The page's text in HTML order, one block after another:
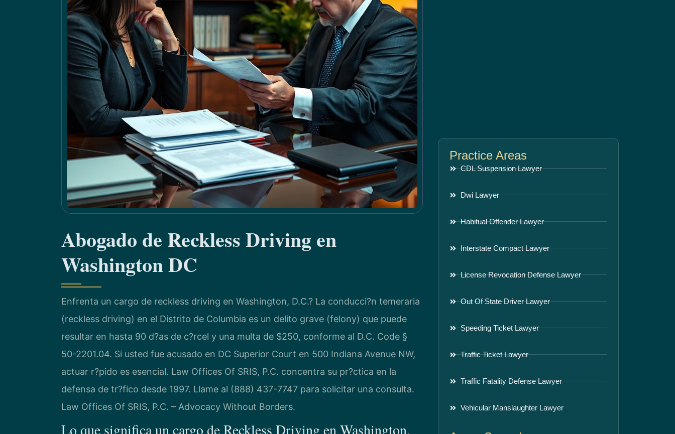
Abogado de Reckless Driving en
Washington DC
Enfrenta un cargo de reckless driving en Washington, D.C.? La conducci?n temeraria
(reckless driving) en el Distrito de Columbia es un delito grave (felony) que puede
resultar en hasta 90 d?as de c?rcel y una multa de $250, conforme al D.C. Code §
50-2201.04. Si usted fue acusado en DC Superior Court en 500 Indiana Avenue NW,
actuar r?pido es esencial. Law Offices Of SRIS, P.C. concentra su pr?ctica en la
defensa de tr?fico desde 1997. Llame al (888) 437-7747 para solicitar una consulta.
Law Offices Of SRIS, P.C. – Advocacy Without Borders.
Lo que significa un cargo de Reckless Driving en Washington,
Practice Areas
CDL Suspension Lawyer
Dwi Lawyer
Habitual Offender Lawyer
Interstate Compact Lawyer
License Revocation Defense Lawyer
Out Of State Driver Lawyer
Speeding Ticket Lawyer
Traffic Ticket Lawyer
Traffic Fatality Defense Lawyer
Vehicular Manslaughter Lawyer